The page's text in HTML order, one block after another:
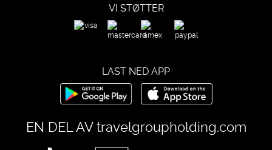
VI STØTTER
LAST NED APP
EN DEL AVtravelgroupholding.com